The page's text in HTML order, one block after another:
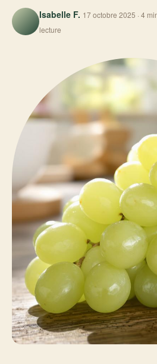
Isabelle F. 17 octobre 2025 · 4
lecture